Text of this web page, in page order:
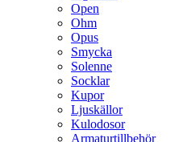
Open
Ohm
Opus
Smycka
Solenne
Socklar
Kupor
Ljuskällor
Kulodosor
Armaturtillbehör